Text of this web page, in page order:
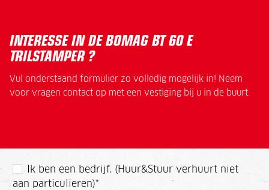
INTERESSE IN DE BOMAG BT 60 E
TRILSTAMPER ?
Vul onderstaand formulier zo volledig mogelijk in! Neem
voor vragen contact op met een vestiging bij u in de buurt.
Ik ben een bedrijf. (Huur&Stuur verhuurt niet
aan particulieren)*